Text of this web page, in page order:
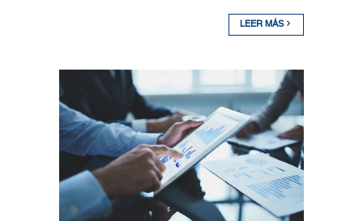
LEER MÁS